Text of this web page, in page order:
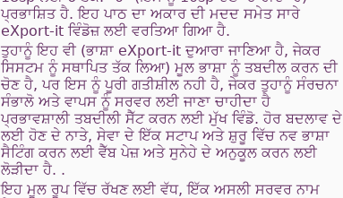
ਪ੍ਰਭਾਸ਼ਿਤ ਹੈ. ਇਹ ਪਾਠ ਦਾ ਅਕਾਰ ਦੀ ਮਦਦ ਸਮੇਤ ਸਾਰੇ
eXport-it ਵਿੰਡੋਜ਼ ਲਈ ਵਰਤਿਆ ਗਿਆ ਹੈ.
ਤੁਹਾਨੂੰ ਇਹ ਵੀ (ਭਾਸ਼ਾ eXport-it ਦੁਆਰਾ ਜਾਣਿਆ ਹੈ, ਜੇਕਰ
ਸਿਸਟਮ ਨੂੰ ਸਥਾਪਿਤ ਤੱਕ ਲਿਆ) ਮੂਲ ਭਾਸ਼ਾ ਨੂੰ ਤਬਦੀਲ ਕਰਨ ਦੀ
ਚੋਣ ਹੈ, ਪਰ ਇਸ ਨੂੰ ਪੂਰੀ ਗਤੀਸ਼ੀਲ ਨਹੀ ਹੈ, ਜੇਕਰ ਤੁਹਾਨੂੰ ਸੰਰਚਨਾ
ਸੰਭਾਲੋ ਅਤੇ ਵਾਪਸ ਨੂੰ ਸਰਵਰ ਲਈ ਜਾਣਾ ਚਾਹੀਦਾ ਹੈ
ਪ੍ਰਭਾਵਸ਼ਾਲੀ ਤਬਦੀਲੀ ਸੈੱਟ ਕਰਨ ਲਈ ਮੁੱਖ ਵਿੰਡੋ. ਹੋਰ ਬਦਲਾਵ ਦੇ
ਲਈ ਹੋਣ ਦੇ ਨਾਤੇ, ਸੇਵਾ ਦੇ ਇੱਕ ਸਟਾਪ ਅਤੇ ਸ਼ੁਰੂ ਵਿੱਚ ਨਵ ਭਾਸ਼ਾ
ਸੈਟਿੰਗ ਕਰਨ ਲਈ ਵੈੱਬ ਪੇਜ਼ ਅਤੇ ਸੁਨੇਹੇ ਦੇ ਅਨੁਕੂਲ ਕਰਨ ਲਈ
ਲੋੜੀਦਾ ਹੈ. .
ਇਹ ਮੂਲ ਰੂਪ ਵਿੱਚ ਰੱਖਣ ਲਈ ਵੱਧ, ਇੱਕ ਅਸਲੀ ਸਰਵਰ ਨਾਮ